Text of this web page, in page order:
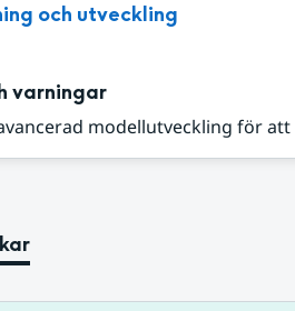
och utveckling
varningar
modellutveckling för att